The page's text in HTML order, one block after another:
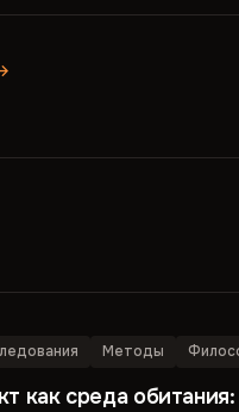
Методы
как среда обитания: